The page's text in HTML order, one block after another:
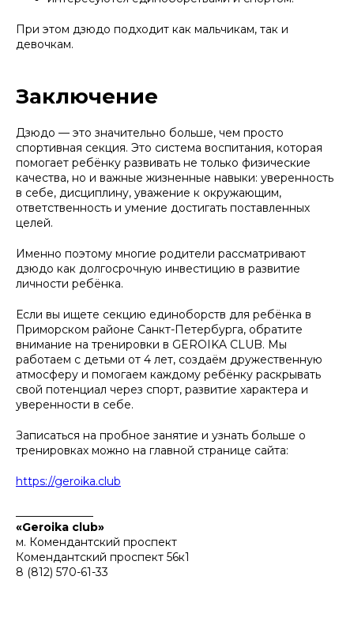
При этом дзюдо подходит как мальчикам, так и
девочкам.
Заключение
Дзюдо — это значительно больше, чем просто
спортивная секция. Это система воспитания, которая
помогает ребёнку развивать не только физические
качества, но и важные жизненные навыки: уверенность
в себе, дисциплину, уважение к окружающим,
ответственность и умение достигать поставленных
целей.
Именно поэтому многие родители рассматривают
дзюдо как долгосрочную инвестицию в развитие
личности ребёнка.
Если вы ищете секцию единоборств для ребёнка в
Приморском районе Санкт-Петербурга, обратите
внимание на тренировки в GEROIKA CLUB. Мы
работаем с детьми от 4 лет, создаём дружественную
атмосферу и помогаем каждому ребёнку раскрывать
свой потенциал через спорт, развитие характера и
уверенности в себе.
Записаться на пробное занятие и узнать больше о
тренировках можно на главной странице сайта:
https://geroika.club
«Geroika club»
м. Комендантский проспект
Комендантский проспект 56к1
8 (812) 570-61-33